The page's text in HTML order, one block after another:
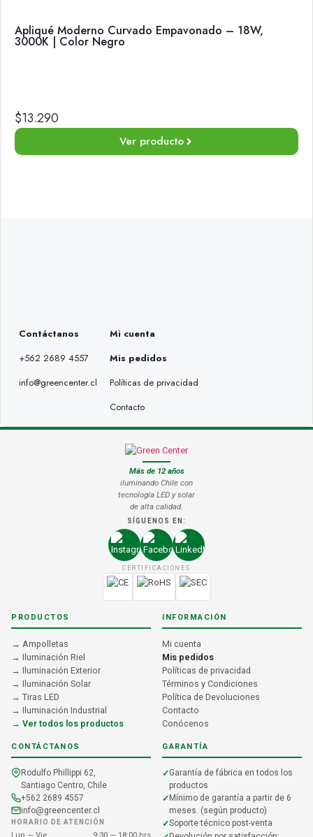
Apliqué Moderno Curvado Empavonado – 18W,
3000K | Color Negro
$13.290
Ver producto
Contáctanos
+562 2689 4557
info@greencenter.cl
Mi cuenta
Mis pedidos
Políticas de privacidad
Contacto
Más de 12 años
iluminando Chile con
tecnología LED y solar
de alta calidad.
SÍGUENOS EN:
CERTIFICACIONES
PRODUCTOS
→ Ampolletas
→ Iluminación Riel
→ Iluminación Exterior
→ Iluminación Solar
→ Tiras LED
→ Iluminación Industrial
→ Ver todos los productos
INFORMACIÓN
Mi cuenta
Mis pedidos
Políticas de privacidad
Términos y Condiciones
Política de Devoluciones
Contacto
Conócenos
CONTÁCTANOS
Rodulfo Phillippi 62,
Santiago Centro, Chile
+562 2689 4557
info@greencenter.cl
HORARIO DE ATENCIÓN
GARANTÍA
Garantía de fábrica en todos los
productos
Mínimo de garantía a partir de 6
meses. (según producto)
Soporte técnico post-venta